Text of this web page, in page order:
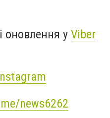
оновлення у Viber
news6262